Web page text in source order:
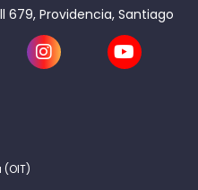
679, Providencia, Santiago